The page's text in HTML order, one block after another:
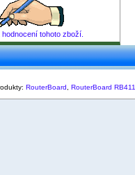
hodnocení tohoto zboží.
RouterBoard RouterBoard RB411